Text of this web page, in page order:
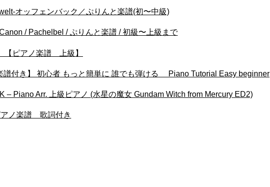
オッフェンバック／ぷりんと楽譜(初〜中級)
/ Pachelbel / ぷりんと楽譜 / 初級〜上級まで
【ピアノ楽譜 上級】
譜付き】 初心者 もっと簡単に 誰でも弾ける Piano Tutorial Easy beginner
– Piano Arr. 上級ピアノ (水星の魔女 Gundam Witch from Mercury ED2)
アノ楽譜 歌詞付き